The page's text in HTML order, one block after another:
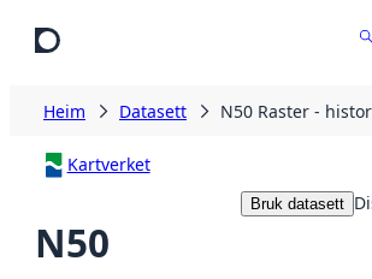
Heim Datasett N50 Raster -
Kartverket
N50
Bruk datasett